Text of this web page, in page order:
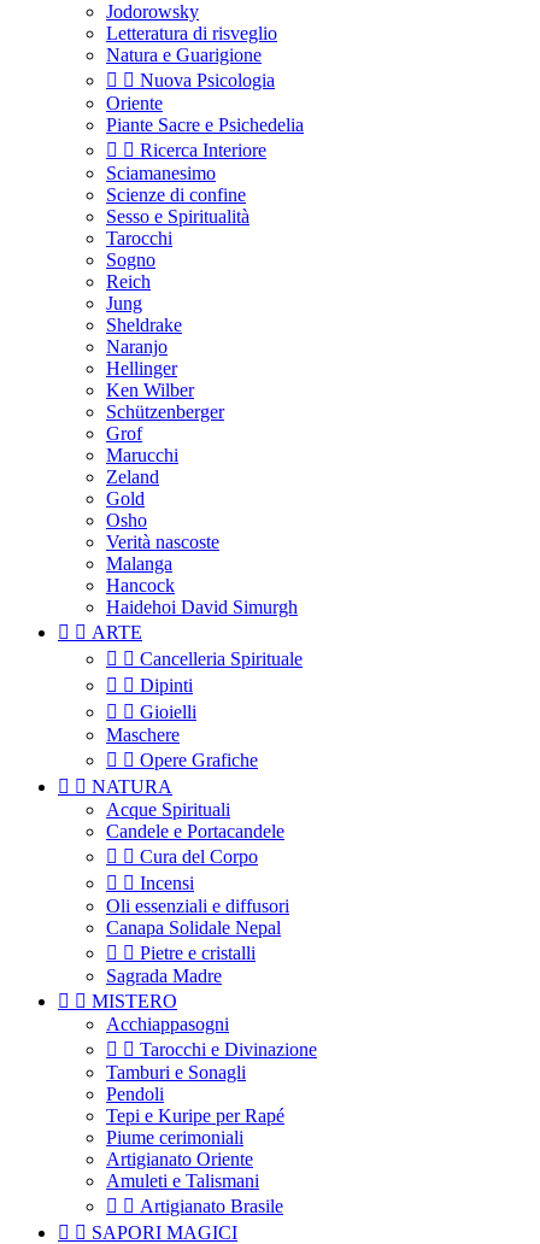
Jodorowsky
Letteratura di risveglio
Natura e Guarigione
  Nuova Psicologia
Oriente
Piante Sacre e Psichedelia
  Ricerca Interiore
Sciamanesimo
Scienze di confine
Sesso e Spiritualità
Tarocchi
Sogno
Reich
Jung
Sheldrake
Naranjo
Hellinger
Ken Wilber
Schützenberger
Grof
Marucchi
Zeland
Gold
Osho
Verità nascoste
Malanga
Hancock
Haidehoi David Simurgh
  ARTE
  Cancelleria Spirituale
  Dipinti
  Gioielli
Maschere
  Opere Grafiche
  NATURA
Acque Spirituali
Candele e Portacandele
  Cura del Corpo
  Incensi
Oli essenziali e diffusori
Canapa Solidale Nepal
  Pietre e cristalli
Sagrada Madre
  MISTERO
Acchiappasogni
  Tarocchi e Divinazione
Tamburi e Sonagli
Pendoli
Tepi e Kuripe per Rapé
Piume cerimoniali
Artigianato Oriente
Amuleti e Talismani
  Artigianato Brasile
  SAPORI MAGICI